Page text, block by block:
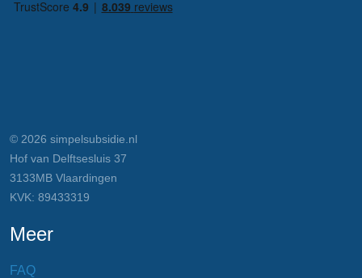
© 2026 simpelsubsidie.nl
Hof van Delftsesluis 37
3133MB Vlaardingen
KVK: 89433319
Meer
FAQ